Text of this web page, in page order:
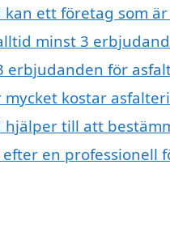
kan ett företag som
minst 3
erbjudanden för
mycket kostar
hjälper till att
efter en professionell